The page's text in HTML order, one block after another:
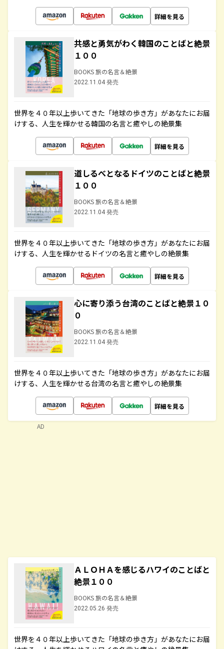
詳細を見る
共感と勇気がわく韓国のことばと絶景
１００
BOOKS 旅の名言＆絶景
2022.11.04 発売
世界を４０年以上歩いてきた「地球の歩き方」があなたにお届
けする、人生を輝かせる韓国の名言と癒やしの絶景集
詳細を見る
道しるべとなるドイツのことばと絶景
１００
BOOKS 旅の名言＆絶景
2022.11.04 発売
世界を４０年以上歩いてきた「地球の歩き方」があなたにお届
けする、人生を輝かせるドイツの名言と癒やしの絶景集
詳細を見る
心に寄り添う台湾のことばと絶景１０
０
BOOKS 旅の名言＆絶景
2022.11.04 発売
世界を４０年以上歩いてきた「地球の歩き方」があなたにお届
けする、人生を輝かせる台湾の名言と癒やしの絶景集
詳細を見る
ＡＬＯＨＡを感じるハワイのことばと
絶景１００
BOOKS 旅の名言＆絶景
2022.05.26 発売
世界を４０年以上歩いてきた「地球の歩き方」があなたにお届
AD